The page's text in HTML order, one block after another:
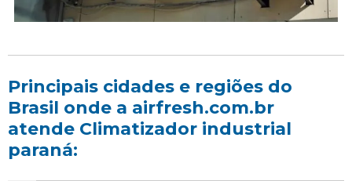
Principais cidades e regiões do
Brasil onde a airfresh.com.br
atende Climatizador industrial
paraná: